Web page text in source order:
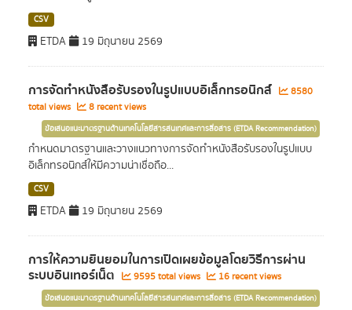
CSV
ETDA 19 มิถุนายน 2569
การจัดทำหนังสือรับรองในรูปแบบอิเล็กทรอนิกส์
8580
total views
8 recent views
ข้อเสนอแนะมาตรฐานด้านเทคโนโลยีสารสนเทศและการสื่อสาร (ETDA Recommendation)
กำหนดมาตรฐานและวางแนวทางการจัดทำหนังสือรับรองในรูปแบบ
อิเล็กทรอนิกส์ให้มีความน่าเชื่อถือ...
CSV
ETDA 19 มิถุนายน 2569
การให้ความยินยอมในการเปิดเผยข้อมูลโดยวิธีการผ่าน
ระบบอินเทอร์เน็ต 9595 total views 16 recent views
ข้อเสนอแนะมาตรฐานด้านเทคโนโลยีสารสนเทศและการสื่อสาร (ETDA Recommendation)